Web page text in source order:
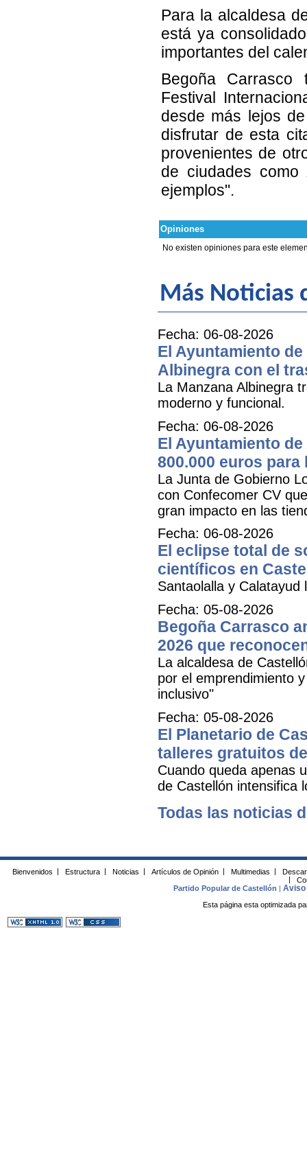
Para la alcaldesa
está ya
importantes del
Begoña Carrasco
Festival
desde más lejos
disfrutar de esta
provenientes de
de ciudades
ejemplos".
Opiniones
No existen opiniones para este
Más Noticias
Fecha: 06-08-2026
El Ayuntamiento
Albinegra con el
La Manzana Albinegra
moderno y funcional.
Fecha: 06-08-2026
El Ayuntamiento
800.000 euros
La Junta de Gobierno
con Confecomer CV
gran impacto en las
Fecha: 06-08-2026
El eclipse total de
científicos en
Santaolalla y Calatayud
Fecha: 05-08-2026
Begoña Carrasco
2026 que
La alcaldesa de
por el emprendimiento
inclusivo"
Fecha: 05-08-2026
El Planetario de
talleres gratuitos
Cuando queda apenas
de Castellón intensifica
Todas las noticias
Bienvenidos Estructura Noticias Artículos de Opinión Multimedias
Partido Popular de Castellón
|Aviso
Esta página esta optimizada